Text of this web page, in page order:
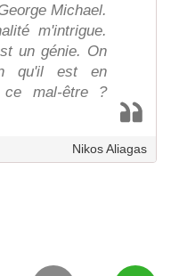
Michael.
m'intrigue.
un génie. On
qu'il est en
ce mal-être ?
Nikos Aliagas